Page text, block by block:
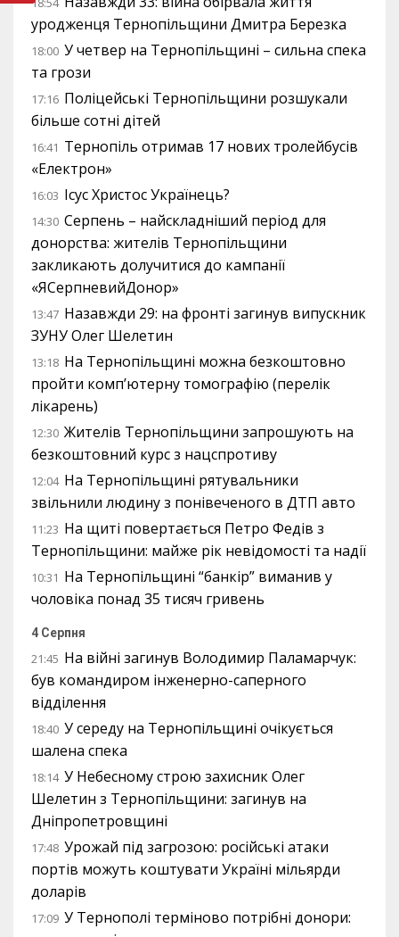
уродженця Тернопільщини Дмитра Березка
18:00 У четвер на Тернопільщині – сильна спека
та грози
17:16 Поліцейські Тернопільщини розшукали
більше сотні дітей
16:41 Тернопіль отримав 17 нових тролейбусів
«Електрон»
16:03 Ісус Христос Українець?
14:30 Серпень – найскладніший період для
донорства: жителів Тернопільщини
закликають долучитися до кампанії
«ЯСерпневийДонор»
13:47 Назавжди 29: на фронті загинув випускник
ЗУНУ Олег Шелетин
13:18 На Тернопільщині можна безкоштовно
пройти комп’ютерну томографію (перелік
лікарень)
12:30 Жителів Тернопільщини запрошують на
безкоштовний курс з нацспротиву
12:04 На Тернопільщині рятувальники
звільнили людину з понівеченого в ДТП авто
11:23 На щиті повертається Петро Федів з
Тернопільщини: майже рік невідомості та надії
10:31 На Тернопільщині “банкір” виманив у
чоловіка понад 35 тисяч гривень
4 Серпня
21:45 На війні загинув Володимир Паламарчук:
був командиром інженерно-саперного
відділення
18:40 У середу на Тернопільщині очікується
шалена спека
18:14 У Небесному строю захисник Олег
Шелетин з Тернопільщини: загинув на
Дніпропетровщині
17:48 Урожай під загрозою: російські атаки
портів можуть коштувати Україні мільярди
доларів
17:09 У Тернополі терміново потрібні донори: